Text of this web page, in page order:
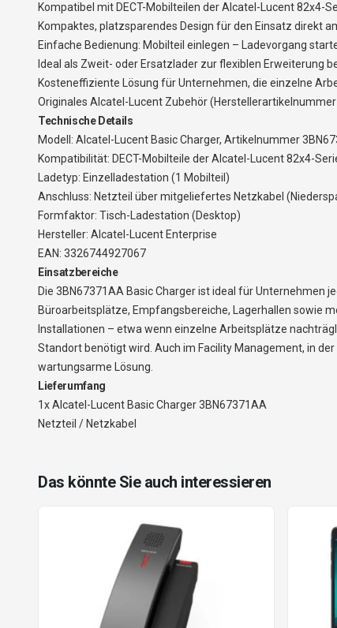
Kompatibel mit DECT-Mobilteilen der Alcatel-Lucent 82x4-
Kompaktes, platzsparendes Design für den Einsatz direkt
Einfache Bedienung: Mobilteil einlegen – Ladevorgang
Ideal als Zweit- oder Ersatzlader zur flexiblen Erweiterung
Kosteneffiziente Lösung für Unternehmen, die einzelne
Originales Alcatel-Lucent Zubehör
Technische Details
Modell: Alcatel-Lucent Basic Charger, Artikelnummer
Kompatibilität: DECT-Mobilteile der Alcatel-Lucent 82x4-
Ladetyp: Einzelladestation (1 Mobilteil)
Anschluss: Netzteil über mitgeliefertes Netzkabel
Formfaktor: Tisch-Ladestation (Desktop)
Hersteller: Alcatel-Lucent Enterprise
EAN: 3326744927067
Einsatzbereiche
Die 3BN67371AA Basic Charger ist ideal für Unternehmen
Büroarbeitsplätze, Empfangsbereiche, Lagerhallen sowie
Installationen – etwa wenn einzelne Arbeitsplätze
Standort benötigt wird. Auch im Facility Management, in
wartungsarme Lösung.
Lieferumfang
1x Alcatel-Lucent Basic Charger 3BN67371AA
Netzteil / Netzkabel
Das könnte Sie auch interessieren